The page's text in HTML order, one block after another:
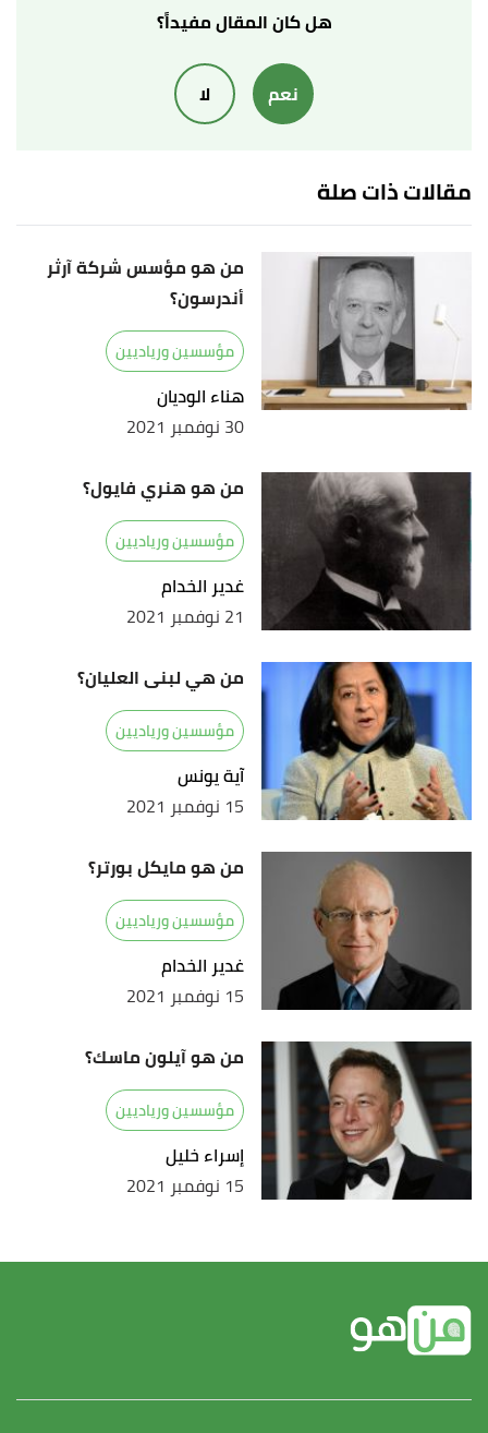
18/7/2022. Edited.
,businessoffashion
18/7/2022. Edited.
18/7/2022. Edited.
^
"ABOUT EMAAR"
,emaar, Retrieved 18/7/2022.
Edited.
هل كان المقال مفيداً؟
نعم لا
مقالات ذات صلة
من هو مؤسس شركة آرثر
أندرسون؟
مؤسسين ورياديين
هناء الوديان
30 نوفمبر 2021
من هو هنري فايول؟
مؤسسين ورياديين
غدير الخدام
21 نوفمبر 2021
من هي لبنى العليان؟
مؤسسين ورياديين
آية يونس
15 نوفمبر 2021
من هو مايكل بورتر؟
مؤسسين ورياديين
غدير الخدام
15 نوفمبر 2021
من هو آيلون ماسك؟
مؤسسين ورياديين
إسراء خليل
15 نوفمبر 2021